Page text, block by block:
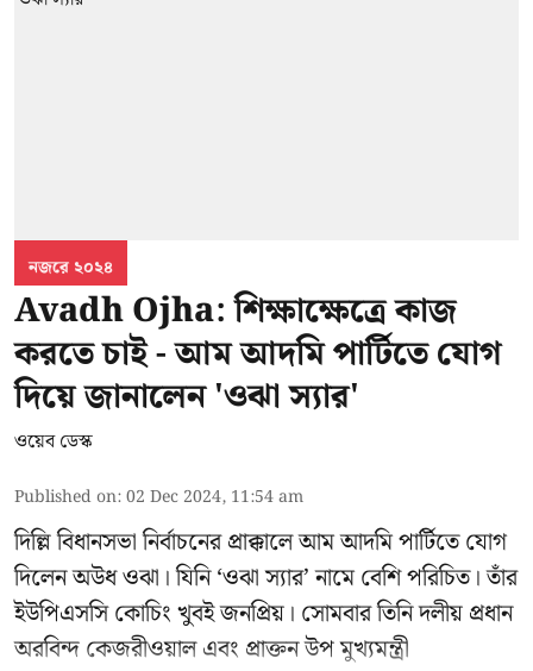
নজরে ২০২৪
Avadh Ojha: শিক্ষাক্ষেত্রে কাজ
করতে চাই - আম আদমি পার্টিতে যোগ
দিয়ে জানালেন 'ওঝা স্যার'
ওয়েব ডেস্ক
Published on:02 Dec 2024, 11:54 am
দিল্লি বিধানসভা নির্বাচনের প্রাক্কালেআম আদমি পার্টিতেযোগ
দিলেন অউধ ওঝা। যিনি ‘ওঝা স্যার’ নামে বেশি পরিচিত। তাঁর
ইউপিএসসি কোচিং খুবই জনপ্রিয়। সোমবার তিনি দলীয় প্রধান
অরবিন্দ কেজরীওয়ালএবং প্রাক্তন উপ মুখ্যমন্ত্রী